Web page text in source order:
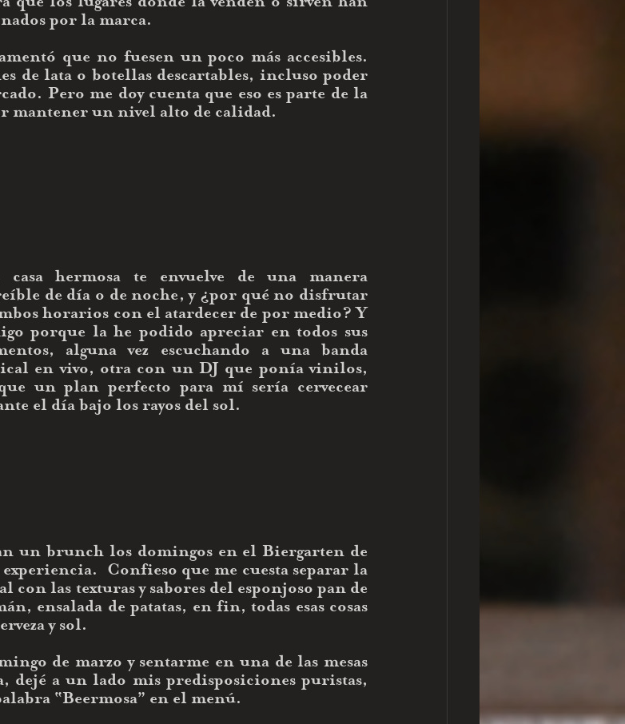
por la marca.
que no fuesen un poco más accesibles.
de lata o botellas descartables, incluso poder
Pero me doy cuenta que eso es parte de la
mantener un nivel alto de calidad.
casa hermosa te envuelve de una manera
de día o de noche, y ¿por qué no disfrutar
horarios con el atardecer de por medio? Y
porque la he podido apreciar en todos sus
alguna vez escuchando a una banda
en vivo, otra con un DJ que ponía vinilos,
un plan perfecto para mí sería cervecear
el día bajo los rayos del sol.
un brunch los domingos en el Biergarten de
Confieso que me cuesta separar la
las texturas y sabores del esponjoso pan de
ensalada de patatas, en fin, todas esas cosas
y sol.
de marzo y sentarme en una de las mesas
dejé a un lado mis predisposiciones puristas,
“Beermosa” en el menú.